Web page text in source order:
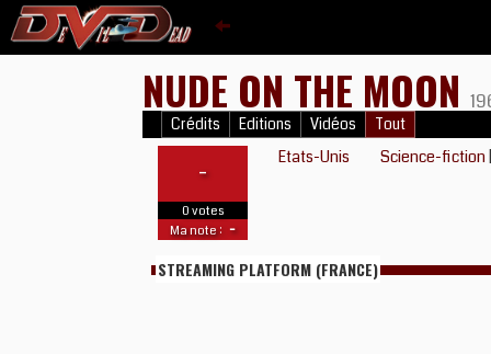
NUDE ON THE MOON
Crédits Editions Vidéos Tout
-
0 votes
Ma note : -
Etats-Unis Science-fiction
STREAMING PLATFORM (FRANCE)